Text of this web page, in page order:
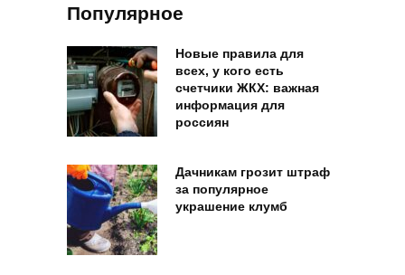
Популярное
Новые правила для
всех, у кого есть
счетчики ЖКХ: важная
информация для
россиян
Дачникам грозит штраф
за популярное
украшение клумб